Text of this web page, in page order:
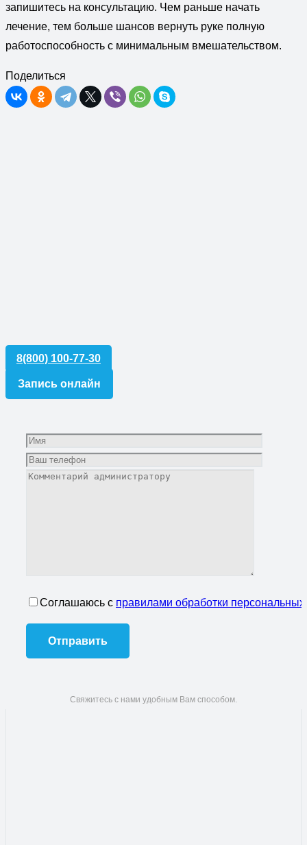
запишитесь на консультацию. Чем раньше начать
лечение, тем больше шансов вернуть руке полную
работоспособность с минимальным вмешательством.
Поделиться
8(800) 100-77-30
Запись онлайн
Соглашаюсь с правилами обработки
Свяжитесь с нами удобным Вам способом.